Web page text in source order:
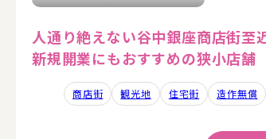
人通り絶えない谷中銀座商店街至
新規開業にもおすすめの狭小店舗
商店街 観光地 住宅街 造作無償